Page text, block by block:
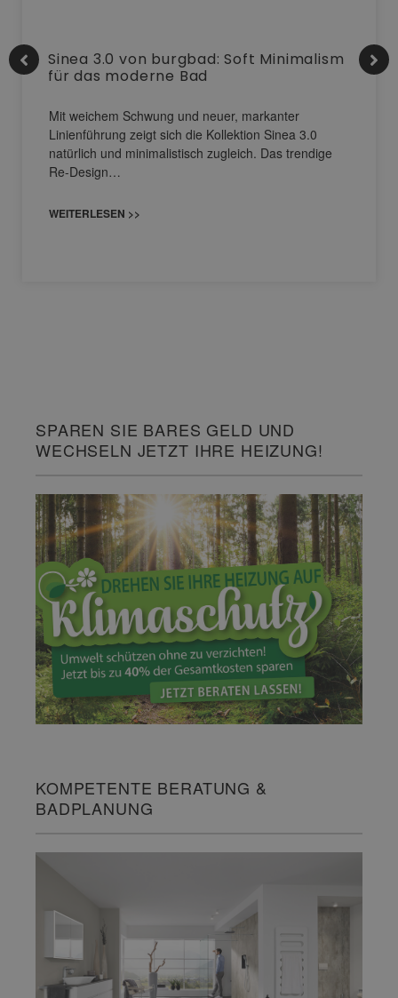
Sinea 3.0 von burgbad: Soft Minimalism
für das moderne Bad
Mit weichem Schwung und neuer, markanter
Linienführung zeigt sich die Kollektion Sinea 3.0
natürlich und minimalistisch zugleich. Das trendige
Re-Design…
WEITERLESEN >>
SPAREN SIE BARES GELD UND
WECHSELN JETZT IHRE HEIZUNG!
KOMPETENTE BERATUNG &
BADPLANUNG